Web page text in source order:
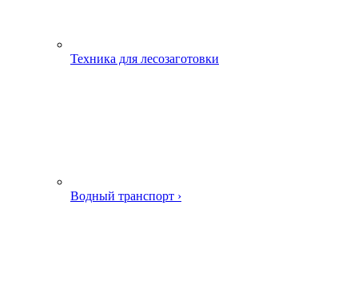
Техника для лесозаготовки
Водный транспорт ›